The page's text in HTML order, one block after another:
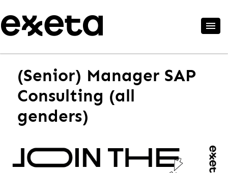
(Senior) Manager SAP
Consulting (all
genders)